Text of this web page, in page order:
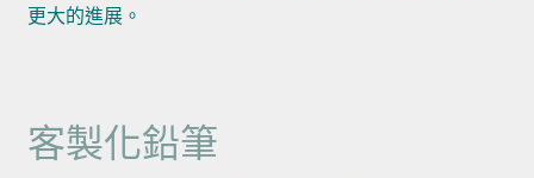
更大的進展。
客製化鉛筆